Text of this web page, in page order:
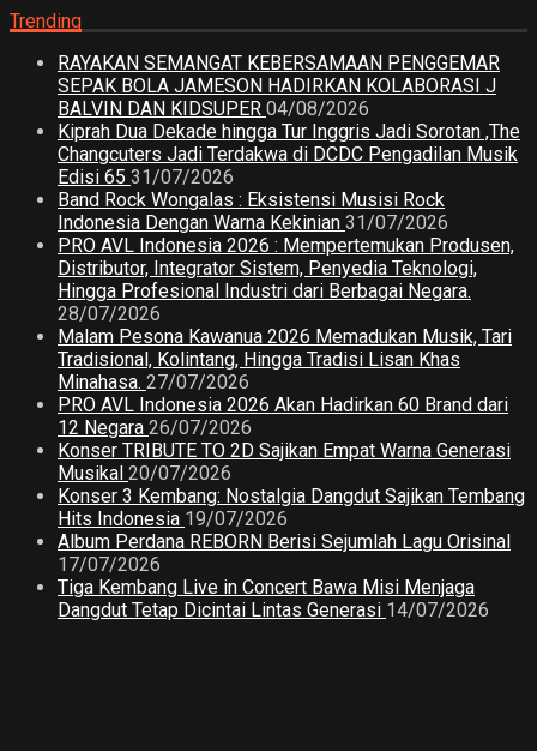
Trending
RAYAKAN SEMANGAT KEBERSAMAAN PENGGEMAR
SEPAK BOLA JAMESON HADIRKAN KOLABORASI J
BALVIN DAN KIDSUPER 04/08/2026
Kiprah Dua Dekade hingga Tur Inggris Jadi Sorotan ,The
Changcuters Jadi Terdakwa di DCDC Pengadilan Musik
Edisi 65 31/07/2026
Band Rock Wongalas : Eksistensi Musisi Rock
Indonesia Dengan Warna Kekinian 31/07/2026
PRO AVL Indonesia 2026 : Mempertemukan Produsen,
Distributor, Integrator Sistem, Penyedia Teknologi,
Hingga Profesional Industri dari Berbagai Negara.
28/07/2026
Malam Pesona Kawanua 2026 Memadukan Musik, Tari
Tradisional, Kolintang, Hingga Tradisi Lisan Khas
Minahasa. 27/07/2026
PRO AVL Indonesia 2026 Akan Hadirkan 60 Brand dari
12 Negara 26/07/2026
Konser TRIBUTE TO 2D Sajikan Empat Warna Generasi
Musikal 20/07/2026
Konser 3 Kembang: Nostalgia Dangdut Sajikan Tembang
Hits Indonesia 19/07/2026
Album Perdana REBORN Berisi Sejumlah Lagu Orisinal
17/07/2026
Tiga Kembang Live in Concert Bawa Misi Menjaga
Dangdut Tetap Dicintai Lintas Generasi 14/07/2026